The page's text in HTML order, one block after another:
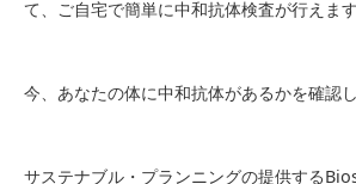
て、ご自宅で簡単に中和抗体検査が行えます
今、あなたの体に中和抗体があるかを確認
サステナブル・プランニングの提供する